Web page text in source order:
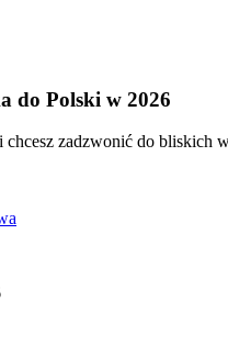
do Polski w 2026
chcesz zadzwonić do bliskich